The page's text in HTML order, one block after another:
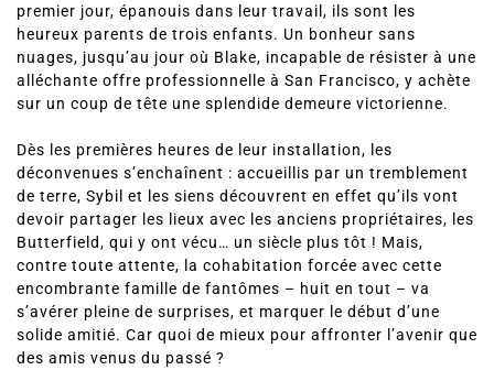
premier jour, épanouis dans leur travail, ils sont les
heureux parents de trois enfants. Un bonheur sans
nuages, jusqu’au jour où Blake, incapable de résister à une
alléchante offre professionnelle à San Francisco, y achète
sur un coup de tête une splendide demeure victorienne.
Dès les premières heures de leur installation, les
déconvenues s’enchaînent : accueillis par un tremblement
de terre, Sybil et les siens découvrent en effet qu’ils vont
devoir partager les lieux avec les anciens propriétaires, les
Butterfield, qui y ont vécu… un siècle plus tôt ! Mais,
contre toute attente, la cohabitation forcée avec cette
encombrante famille de fantômes – huit en tout – va
s’avérer pleine de surprises, et marquer le début d’une
solide amitié. Car quoi de mieux pour affronter l’avenir que
des amis venus du passé ?